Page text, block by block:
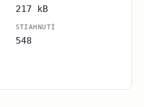
217 kB
STIAHNUTÍ
548